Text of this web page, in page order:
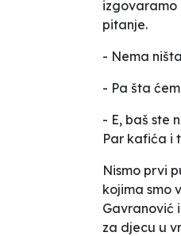
izgovaramo
pitanje.
- Nema
- Pa šta
- E, baš ste
Par kafića i
Nismo prvi
kojima smo
Gavranović
za djecu u